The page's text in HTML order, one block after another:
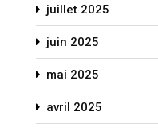
juillet 2025
juin 2025
mai 2025
avril 2025